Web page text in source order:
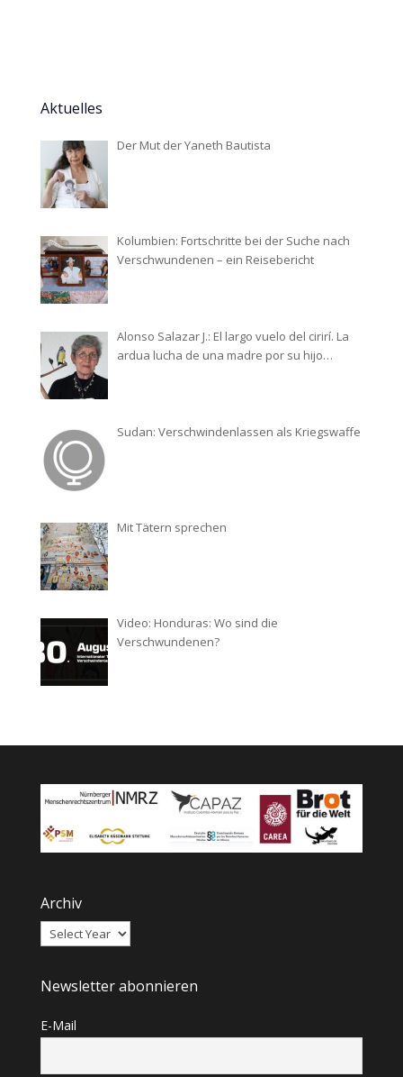
Aktuelles
Der Mut der Yaneth Bautista
Kolumbien: Fortschritte bei der Suche nach
Verschwundenen – ein Reisebericht
Alonso Salazar J.: El largo vuelo del cirirí. La
ardua lucha de una madre por su hijo
Sudan: Verschwindenlassen als Kriegswaffe
Mit Tätern sprechen
Video: Honduras: Wo sind die
Verschwundenen?
Archiv
Newsletter abonnieren
E-Mail